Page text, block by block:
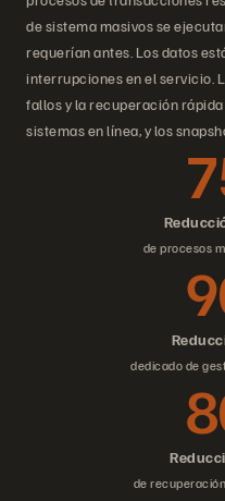
de sistema masivos se
requerían antes. Los datos
interrupciones en el servicio.
fallos y la recuperación
sistemas en línea, y los
de procesos
dedicado de
de